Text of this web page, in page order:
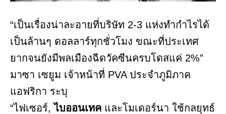
“เป็นเรื่องน่าละอายที่บริษัท 2-3 แห่งทำกำไรได้
เป็นล้านๆ ดอลลาร์ทุกชั่วโมง ขณะที่ประเทศ
ยากจนยังมีพลเมืองฉีดวัคซีนครบโดสแค่ 2%”
มาซา เซยูม เจ้าหน้าที่ PVA ประจำภูมิภาค
แอฟริกา ระบุ
“ไฟเซอร์,ไบออนเทค และโมเดอร์นา ใช้กลยุทธ์